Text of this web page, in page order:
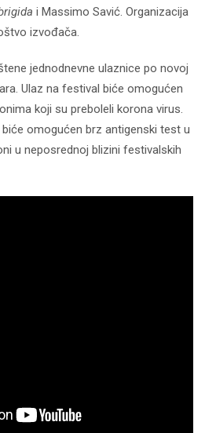
i Massimo Savić. Organizacija
izvođača.
jednodnevne ulaznice po novoj
Ulaz na festival biće omogućen
koji su preboleli korona virus.
omogućen brz antigenski test u
u neposrednoj blizini festivalskih